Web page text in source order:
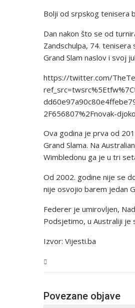
Bolji od srpskog tenisera
Dan nakon što se od
Zandschulpa, 74.
Grand Slam naslov i svoj
https://twitter.com/
2F656807%2Fnovak-
Ova godina je prva od
Grand Slama. Na
Wimbledonu ga je u tri
Od 2002. godine nije se
nije osvojio barem jedan
Federer je umirovljen,
Podsjetimo, u Australiji je
Izvor: Vijesti.ba
Povezane objave